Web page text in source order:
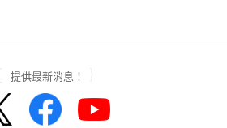
提供最新消息！